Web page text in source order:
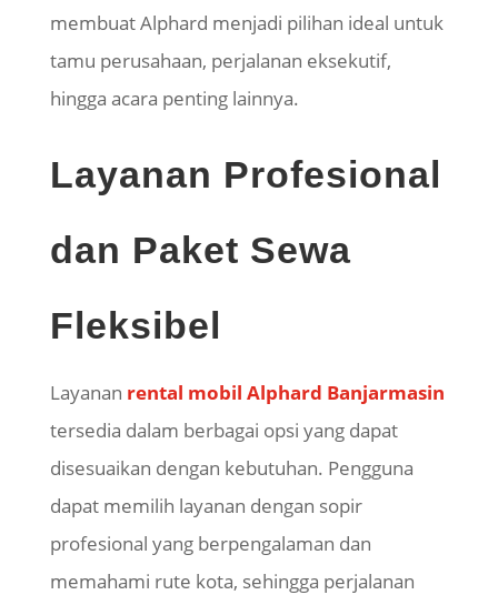
membuat Alphard menjadi pilihan ideal untuk
tamu perusahaan, perjalanan eksekutif,
hingga acara penting lainnya.
Layanan Profesional
dan Paket Sewa
Fleksibel
Layanan rental mobil Alphard Banjarmasin
tersedia dalam berbagai opsi yang dapat
disesuaikan dengan kebutuhan. Pengguna
dapat memilih layanan dengan sopir
profesional yang berpengalaman dan
memahami rute kota, sehingga perjalanan